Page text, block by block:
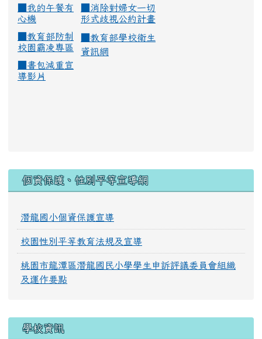
我的午餐有
心機
消除對婦女一切
形式歧視公約計畫
教育部防制
校園霸凌專區
教育部學校衛生
資訊網
書包減重宣
導影片
個資保護、性別平等宣導網
潛龍國小個資保護宣導
校園性別平等教育法規及宣導
桃園市龍潭區潛龍國民小學學生申訴評議委員會組織
及運作要點
學校資訊